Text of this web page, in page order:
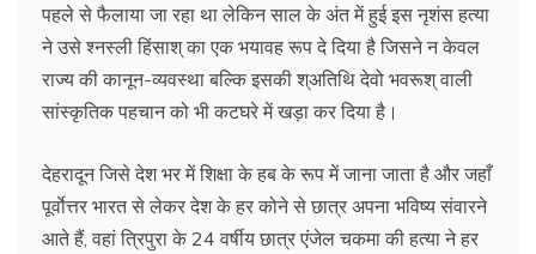
पहले से फैलाया जा रहा था लेकिन साल के अंत में हुई इस नृशंस हत्या
ने उसे श्नस्ली हिंसाश् का एक भयावह रूप दे दिया है जिसने न केवल
राज्य की कानून-व्यवस्था बल्कि इसकी श्अतिथि देवो भवरूश् वाली
सांस्कृतिक पहचान को भी कटघरे में खड़ा कर दिया है।
देहरादून जिसे देश भर में शिक्षा के हब के रूप में जाना जाता है और जहाँ
पूर्वाेत्तर भारत से लेकर देश के हर कोने से छात्र अपना भविष्य संवारने
आते हैं, वहां त्रिपुरा के 24 वर्षीय छात्र एंजेल चकमा की हत्या ने हर